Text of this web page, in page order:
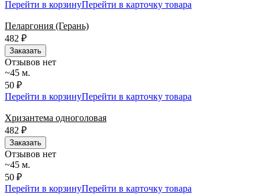
Перейти в корзинуПерейти в карточку товара
Пеларгония (Герань)
482 ₽
Заказать
Отзывов нет
~45 м.
50 ₽
Перейти в корзинуПерейти в карточку товара
Хризантема одноголовая
482 ₽
Заказать
Отзывов нет
~45 м.
50 ₽
Перейти в корзинуПерейти в карточку товара